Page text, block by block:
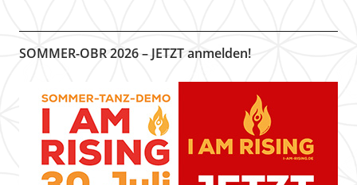
SOMMER-OBR 2026 – JETZT anmelden!